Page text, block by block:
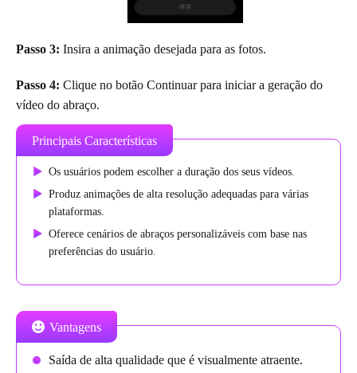
Passo 3: Insira a animação desejada para as fotos.
Passo 4: Clique no botão Continuar para iniciar a geração do
vídeo do abraço.
Principais Características
Os usuários podem escolher a duração dos seus vídeos.
Produz animações de alta resolução adequadas para várias
plataformas.
Oferece cenários de abraços personalizáveis com base nas
preferências do usuário.
Vantagens
Saída de alta qualidade que é visualmente atraente.